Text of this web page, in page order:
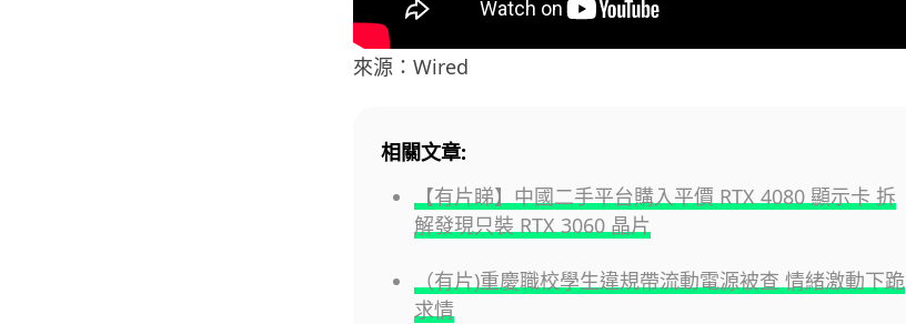
來源：Wired
相關文章:
【有片睇】中國二手平台購入平價 RTX 4080 顯示卡 拆
解發現只裝 RTX 3060 晶片
（有片)重慶職校學生違規帶流動電源被查 情緒激動下跪
求情